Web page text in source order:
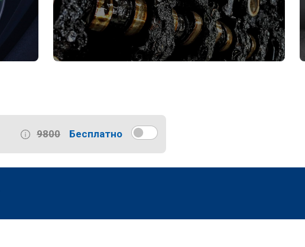
9800 Бесплатно